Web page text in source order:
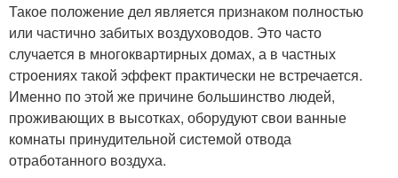
Такое положение дел является признаком полностью
или частично забитых воздуховодов. Это часто
случается в многоквартирных домах, а в частных
строениях такой эффект практически не встречается.
Именно по этой же причине большинство людей,
проживающих в высотках, оборудуют свои ванные
комнаты принудительной системой отвода
отработанного воздуха.